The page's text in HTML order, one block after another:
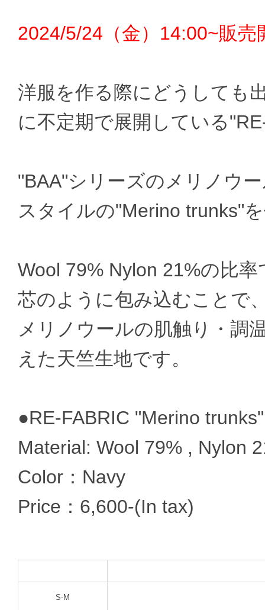
2024/5/24（金）14:00~販売
洋服を作る際にどうしても
に不定期で展開している
"BAA"シリーズのメリノウ
スタイルの"Merino trunks"
Wool 79% Nylon 21%の比
芯のように包み込むことで
メリノウールの肌触り・調
えた天竺生地です。
●RE-FABRIC "Merino trunks"
Material: Wool 79% , Nylon
Color：Navy
Price：6,600-(In tax)
S-M